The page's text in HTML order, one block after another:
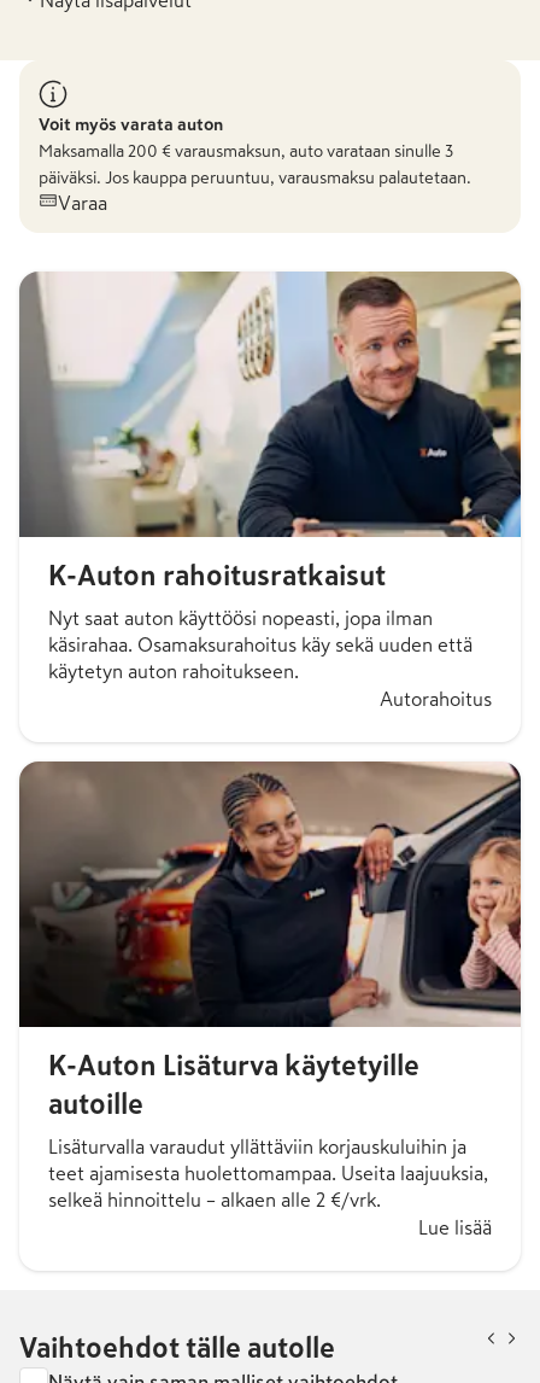
Voit myös varata auton
Maksamalla 200 € varausmaksun, auto varataan sinulle 3
päiväksi. Jos kauppa peruuntuu, varausmaksu palautetaan.
Varaa
K-Auton rahoitusratkaisut
Nyt saat auton käyttöösi nopeasti, jopa ilman
käsirahaa. Osamaksurahoitus käy sekä uuden että
käytetyn auton rahoitukseen.
Autorahoitus
K-Auton Lisäturva käytetyille
autoille
Lisäturvalla varaudut yllättäviin korjauskuluihin ja
teet ajamisesta huolettomampaa. Useita laajuuksia,
selkeä hinnoittelu – alkaen alle 2 €/vrk.
Lue lisää
Vaihtoehdot tälle autolle